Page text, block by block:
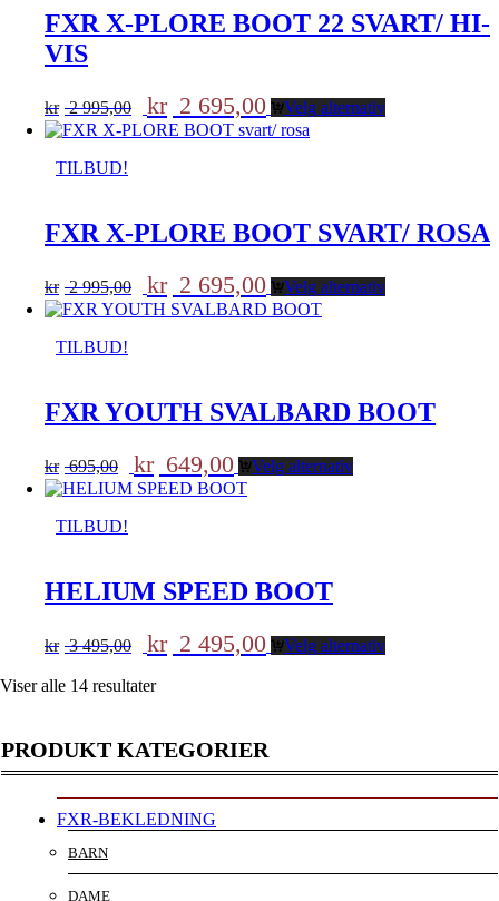
FXR X-PLORE BOOT 22 SVART/ HI-
VIS
kr 2 995,00
Opprinnelig
pris
var:
kr 2 695,00 Nåværende
pris
er:
Velg alternativ
TILBUD!
FXR X-PLORE BOOT SVART/ ROSA
kr 2 995,00
Opprinnelig
pris
var:
kr 2 695,00 Nåværende
pris
er:
Velg alternativ
TILBUD!
FXR YOUTH SVALBARD BOOT
kr 695,00
Opprinnelig
pris
var:
kr 649,00 Nåværende
pris
er:
Velg alternativ
TILBUD!
HELIUM SPEED BOOT
kr 3 495,00
Opprinnelig
pris
kr 3
kr 2 495,00 Nåværende
pris
Velg alternativ
Viser alle 14 resultater
PRODUKT KATEGORIER
FXR-BEKLEDNING
BARN
DAME